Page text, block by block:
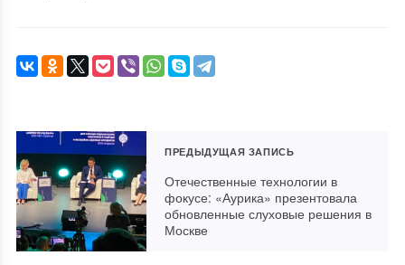
ПРЕДЫДУЩАЯ ЗАПИСЬ
Отечественные технологии в
фокусе: «Аурика» презентовала
обновленные слуховые решения в
Москве